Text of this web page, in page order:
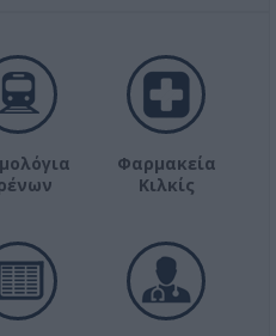
Φαρμακεία
Κιλκίς